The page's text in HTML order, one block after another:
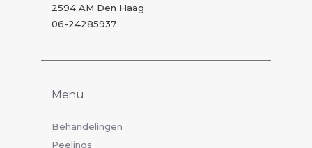
2594 AM Den Haag
06-24285937
Menu
Behandelingen
Peelings